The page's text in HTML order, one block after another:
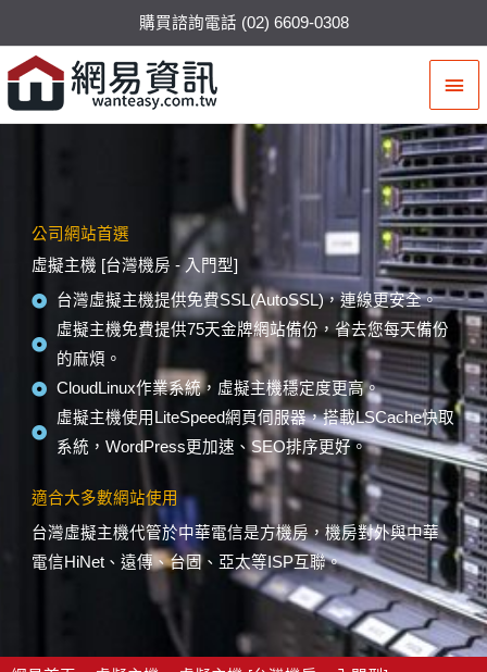
購買諮詢電話 (02) 6609-0308
主
要
選
單
公司網站首選
虛擬主機 [台灣機房 - 入門型]
台灣虛擬主機提供免費SSL(AutoSSL)，連線更安全。
虛擬主機免費提供75天金牌網站備份，省去您每天備份
的麻煩。
CloudLinux作業系統，虛擬主機穩定度更高。
虛擬主機使用LiteSpeed網頁伺服器，搭載LSCache快取
系統，WordPress更加速、SEO排序更好。
適合大多數網站使用
台灣虛擬主機代管於中華電信是方機房，機房對外與中華
電信HiNet、遠傳、台固、亞太等ISP互聯。